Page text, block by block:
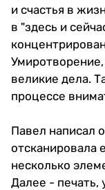
и счастья в
в "здесь и
Умиротворение,
великие дела.
процессе
Павел написал
отсканировала
несколько
Далее - печать,